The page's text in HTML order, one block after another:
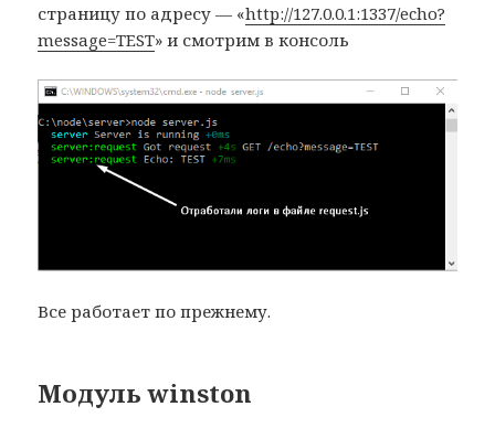
страницу по адресу — «http://127.0.0.1:1337/echo?
message=TEST» и смотрим в консоль
Все работает по прежнему.
Модуль winston